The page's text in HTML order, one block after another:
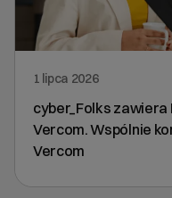
1 lipca 2026
cyber_Folks zawiera
Vercom. Wspólnie
Vercom